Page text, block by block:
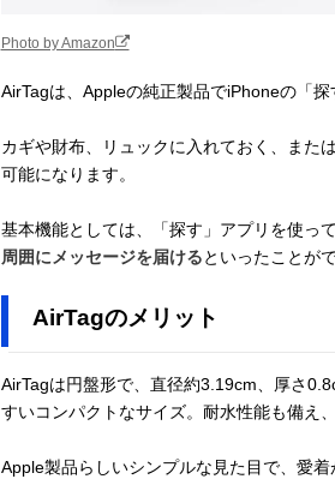
Photo by Amazon
AirTagは、Appleの純正製品でiPhoneの「探
カギや財布、リュックに入れておく、また
可能になります。
基本機能としては、「探す」アプリを使って
周囲にメッセージを届けるといったことが
AirTagのメリット
AirTagは円盤形で、直径約3.19cm、厚さ
すいコンパクトなサイズ。耐水性能も備え
Apple製品らしいシンプルな見た目で、愛着